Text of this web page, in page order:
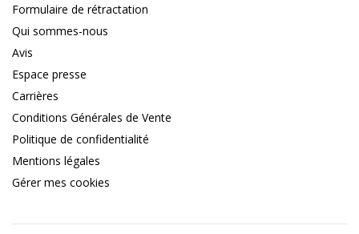
Formulaire de rétractation
Qui sommes-nous
Avis
Espace presse
Carrières
Conditions Générales de Vente
Politique de confidentialité
Mentions légales
Gérer mes cookies